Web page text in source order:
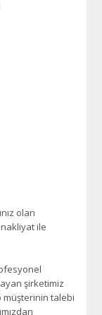
olan
ile
şirketimiz
müşterinin talebi